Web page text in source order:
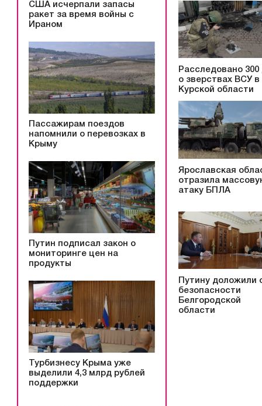
США исчерпали запасы
ракет за время войны с
Ираном
Пассажирам поездов
напомнили о перевозках в
Крыму
Путин подписал закон о
мониторинге цен на
продукты
Турбизнесу Крыма уже
выделили 4,3 млрд рублей
поддержки
Расследовано 300
о зверствах ВСУ в
Курской области
Ярославская
отразила
атаку БПЛА
Путину доложили
безопасности
Белгородской
области